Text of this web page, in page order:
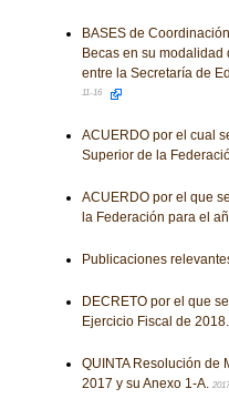
BASES de
Becas en su modalidad
entre la Secretaría de
11-16
ACUERDO por el cual
Superior de la
ACUERDO por el que
la Federación para el
Publicaciones
DECRETO por el que
Ejercicio Fiscal de 2018.
QUINTA Resolución de
2017 y su Anexo 1-A.